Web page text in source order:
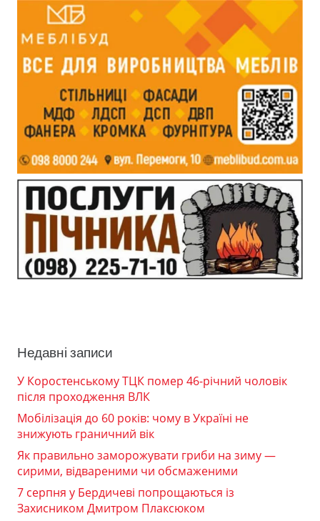
Недавні записи
У Коростенському ТЦК помер 46-річний чоловік
після проходження ВЛК
Мобілізація до 60 років: чому в Україні не
знижують граничний вік
Як правильно заморожувати гриби на зиму —
сирими, відвареними чи обсмаженими
7 серпня у Бердичеві попрощаються із
Захисником Дмитром Плаксюком